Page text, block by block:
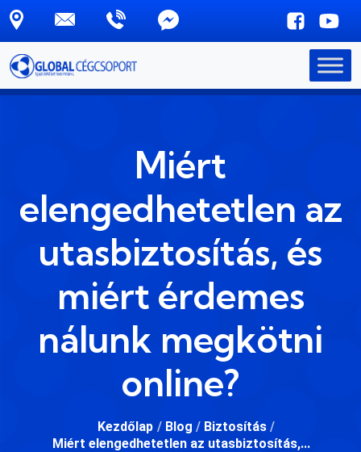
Skip to main content
Miért
elengedhetetlen az
utasbiztosítás, és
miért érdemes
nálunk megkötni
online?
Kezdőlap / Blog / Biztosítás /
Miért elengedhetetlen az utasbiztosítás,...